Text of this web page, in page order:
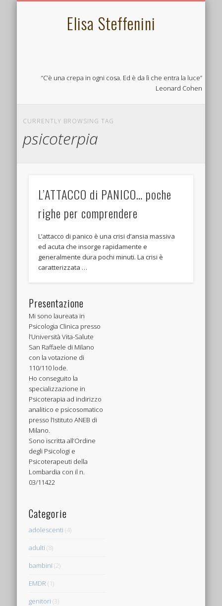
Elisa Steffenini
“C’è una crepa in ogni cosa. Ed è da lì che entra la luce”
Leonard Cohen
CURRENTLY BROWSING TAG
psicoterpia
L’ATTACCO di PANICO… poche
righe per comprendere
L’attacco di panico è una crisi d’ansia massiva
ed acuta che insorge rapidamente e
generalmente dura pochi minuti. La crisi è
caratterizzata …
Presentazione
Mi sono laureata in
Psicologia Clinica presso
l’Università Vita-Salute
San Raffaele di Milano
con la votazione di
110/110 lode.
Ho conseguito la
specializzazione in
Psicoterapia ad indirizzo
analitico e psicosomatico
presso l’Istituto ANEB di
Milano.
Sono iscritta all’Ordine
degli Psicologi e
Psicoterapeuti della
Lombardia con il n.
03/11422
Categorie
adolescenti (4)
adulti (8)
bambini (2)
EMDR (1)
genitori (3)